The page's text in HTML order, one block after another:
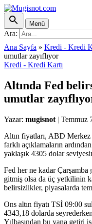
Menü
Ara:
Ana Sayfa » Kredi - Kredi
umutlar zayıflıyor
Kredi - Kredi Kartı
Altında Fed
umutlar
Yazar: mugisnot | Temmuz
Altın fiyatları, ABD
farklı açıklamaların
yaklaşık 4305 dolar
Fed her ne kadar
gitmiş olsa da üç yetkilinin
belirsizlikler, piyasalarda
Ons altın fiyatı TSİ 09:00
4343,18 dolarda
Yılbaşından bu yana getiri